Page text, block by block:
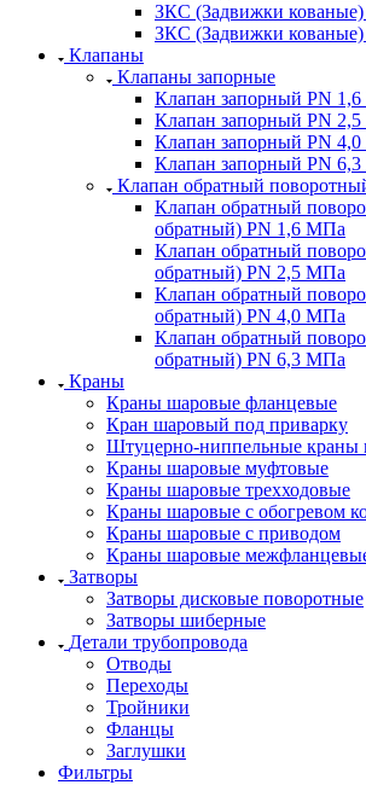
ЗКС (Задвижки
ЗКС (Задвижки
Клапаны
Клапаны запорные
Клапан запорный PN
Клапан запорный PN
Клапан запорный PN
Клапан запорный PN
Клапан обратный
Клапан обратный
обратный) PN 1,6 МПа
Клапан обратный
обратный) PN 2,5 МПа
Клапан обратный
обратный) PN 4,0 МПа
Клапан обратный
обратный) PN 6,3 МПа
Краны
Краны шаровые фланцевые
Кран шаровый под приварку
Штуцерно-ниппельные краны
Краны шаровые муфтовые
Краны шаровые трехходовые
Краны шаровые с обогревом
Краны шаровые с приводом
Краны шаровые
Затворы
Затворы дисковые поворотные
Затворы шиберные
Детали трубопровода
Отводы
Переходы
Тройники
Фланцы
Заглушки
Фильтры